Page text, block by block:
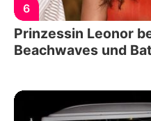
6
Prinzessin Leonor
Beachwaves und